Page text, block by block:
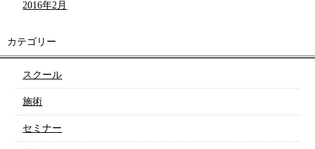
2016年2月
カテゴリー
スクール
施術
セミナー